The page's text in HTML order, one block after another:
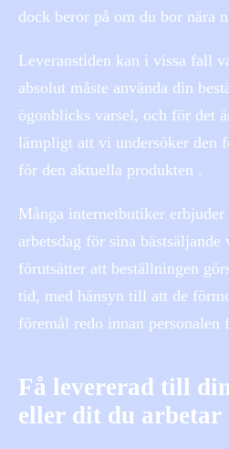
dock beror på om du bor nära
Leveranstiden kan i vissa fall
absolut måste använda din
ögonblicks varsel, och för det
lämpligt att vi undersöker den
för den aktuella produkten .
Många internetbutiker erbjuder
arbetsdag för sina
förutsätter att beställningen
tid, med hänsyn till att de
föremål redo innan personalen
Få levererad till
eller dit du arbetar